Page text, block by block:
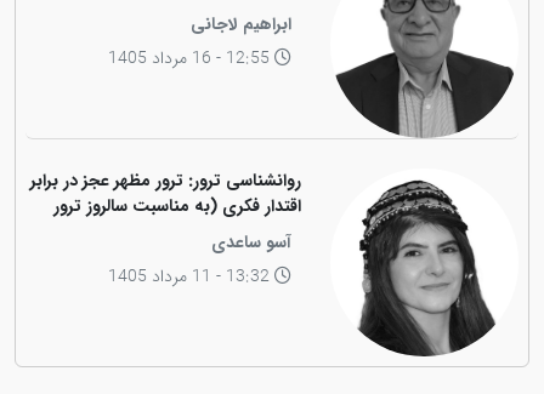
ابراهیم لاجانی
روانشناسی ترور: ترور مظهر عجز در برابر
اقتدار فکری (به مناسبت سالروز ترور
فیزیکی رهبر کاریزماتیک ملت کورد،
دکتر عبدالرحمان قاسملو)
آسو ساعدی
13:32 - 11 مرداد 1405